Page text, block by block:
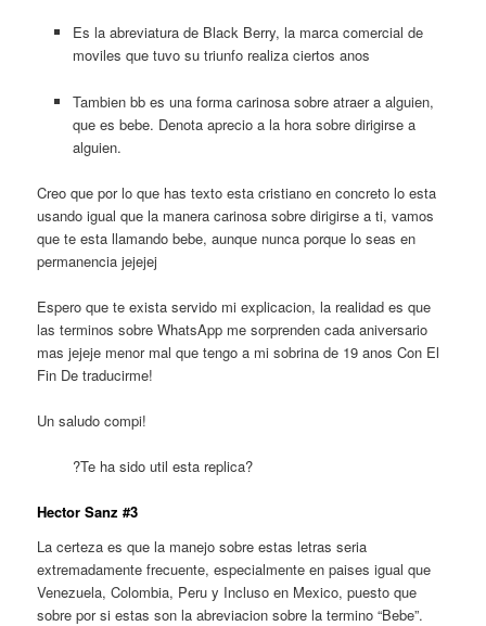
Es la abreviatura de Black Berry, la marca comercial de
moviles que tuvo su triunfo realiza ciertos anos
Tambien bb es una forma carinosa sobre atraer a alguien,
que es bebe. Denota aprecio a la hora sobre dirigirse a
alguien.
Creo que por lo que has texto esta cristiano en concreto lo esta
usando igual que la manera carinosa sobre dirigirse a ti, vamos
que te esta llamando bebe, aunque nunca porque lo seas en
permanencia jejejej
Espero que te exista servido mi explicacion, la realidad es que
las terminos sobre WhatsApp me sorprenden cada aniversario
mas jejeje menor mal que tengo a mi sobrina de 19 anos Con El
Fin De traducirme!
Un saludo compi!
?Te ha sido util esta replica?
Hector Sanz #3
La certeza es que la manejo sobre estas letras seri­a
extremadamente frecuente, especialmente en paises igual que
Venezuela, Colombia, Peru y Incluso en Mexico, puesto que
sobre por si estas son la abreviacion sobre la termino “Bebe”.